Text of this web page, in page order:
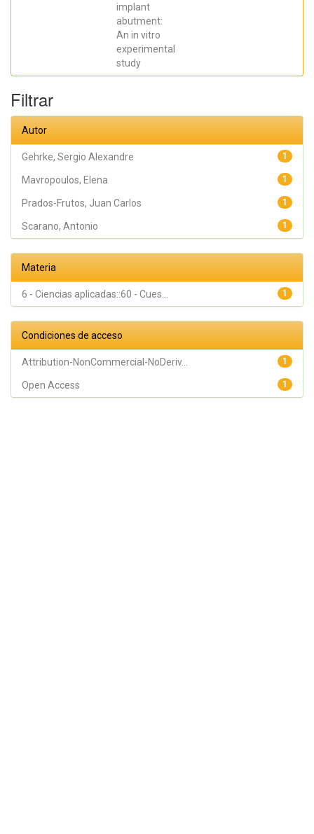
implant
abutment:
An in vitro
experimental
study
Filtrar
Autor
1
Gehrke, Sergio Alexandre
1
Mavropoulos, Elena
1
Prados-Frutos, Juan Carlos
1
Scarano, Antonio
Materia
1
6 - Ciencias aplicadas::60 - Cues...
Condiciones de acceso
1
Attribution-NonCommercial-NoDeriv...
1
Open Access